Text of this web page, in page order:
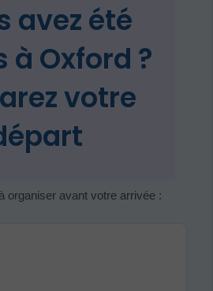
avez été
à Oxford ?
votre
organiser avant votre arrivée :